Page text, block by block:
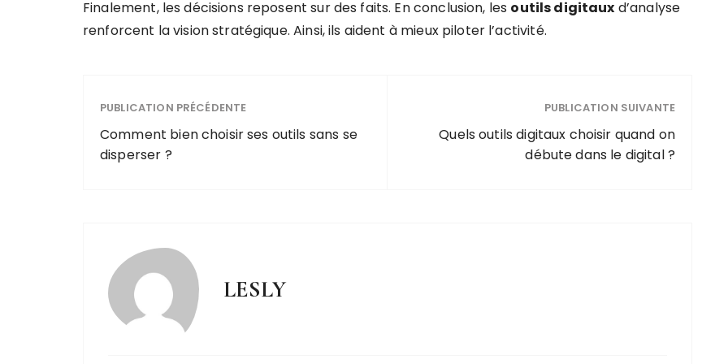
Finalement, les décisions reposent sur des faits. En conclusion, les outils digitaux d’analyse
renforcent la vision stratégique. Ainsi, ils aident à mieux piloter l’activité.
PUBLICATION PRÉCÉDENTE
Comment bien choisir ses outils sans se
disperser ?
PUBLICATION SUIVANTE
Quels outils digitaux choisir quand on
débute dans le digital ?
LESLY